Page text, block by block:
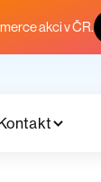
akci v ČR.